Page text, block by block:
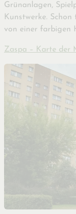
Grünanlagen,
Kunstwerke.
von einer farbigen
Zaspa – Karte der